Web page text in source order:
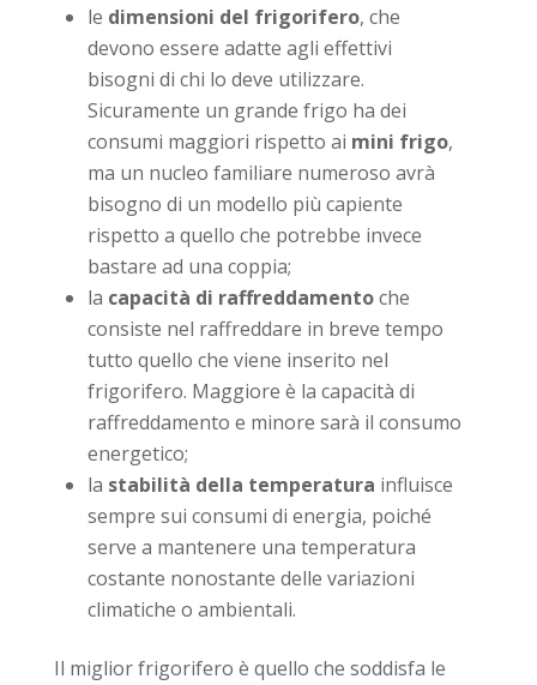
le dimensioni del frigorifero, che
devono essere adatte agli effettivi
bisogni di chi lo deve utilizzare.
Sicuramente un grande frigo ha dei
consumi maggiori rispetto ai mini frigo,
ma un nucleo familiare numeroso avrà
bisogno di un modello più capiente
rispetto a quello che potrebbe invece
bastare ad una coppia;
la capacità di raffreddamentoche
consiste nel raffreddare in breve tempo
tutto quello che viene inserito nel
frigorifero. Maggiore è la capacità di
raffreddamento e minore sarà il consumo
energetico;
la stabilità della temperatura influisce
sempre sui consumi di energia, poiché
serve a mantenere una temperatura
costante nonostante delle variazioni
climatiche o ambientali.
Il miglior frigorifero è quello che soddisfa le